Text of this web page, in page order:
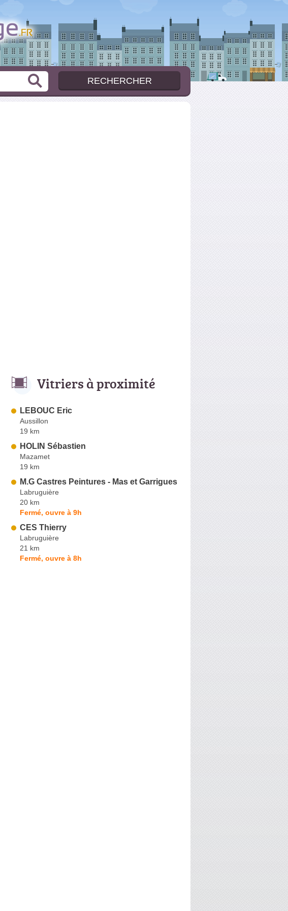
Vitriers à proximité
LEBOUC Eric
Aussillon
19 km
HOLIN Sébastien
Mazamet
19 km
M.G Castres Peintures - Mas et Garrigues
Labruguière
20 km
Fermé, ouvre à 9h
CES Thierry
Labruguière
21 km
Fermé, ouvre à 8h